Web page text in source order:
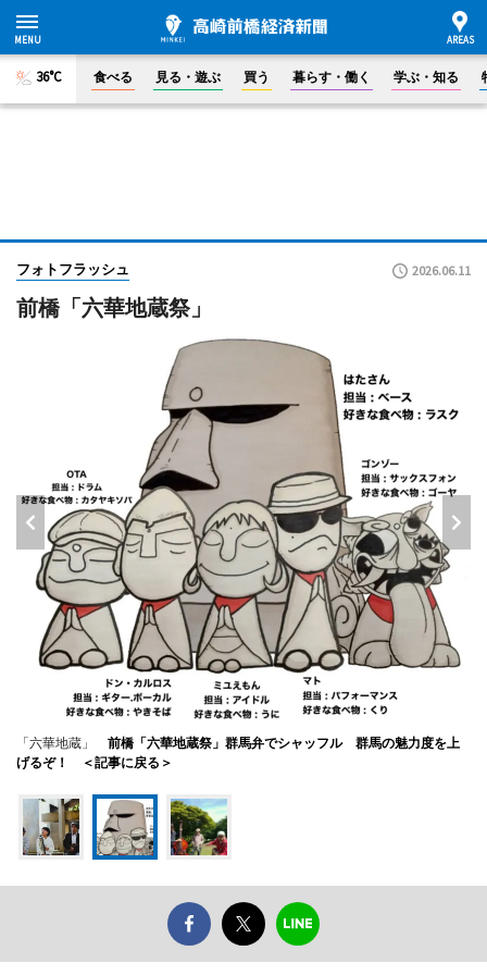
36°C 食べる 見る・遊ぶ 買う 暮らす・働く 学ぶ・知る
フォトフラッシュ 2026.06.11
前橋「六華地蔵祭」
「六華地蔵」 前橋「六華地蔵祭」群馬弁でシャッフル 群馬の魅力度を上
げるぞ！ ＜記事に戻る＞